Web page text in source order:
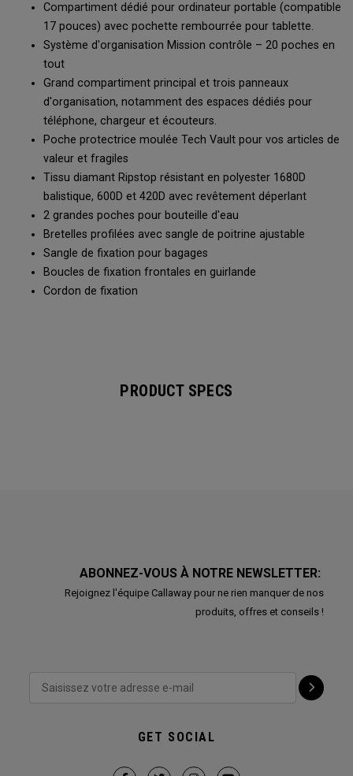
Compartiment dédié pour ordinateur portable (compatible
17 pouces) avec pochette rembourrée pour tablette.
Système d'organisation Mission contrôle – 20 poches en
tout
Grand compartiment principal et trois panneaux
d'organisation, notamment des espaces dédiés pour
téléphone, chargeur et écouteurs.
Poche protectrice moulée Tech Vault pour vos articles de
valeur et fragiles
Tissu diamant Ripstop résistant en polyester 1680D
balistique, 600D et 420D avec revêtement déperlant
2 grandes poches pour bouteille d'eau
Bretelles profilées avec sangle de poitrine ajustable
Sangle de fixation pour bagages
Boucles de fixation frontales en guirlande
Cordon de fixation
PRODUCT SPECS
ABONNEZ-VOUS À NOTRE NEWSLETTER:
Rejoignez l'équipe Callaway pour ne rien manquer de nos
produits, offres et conseils !
GET SOCIAL